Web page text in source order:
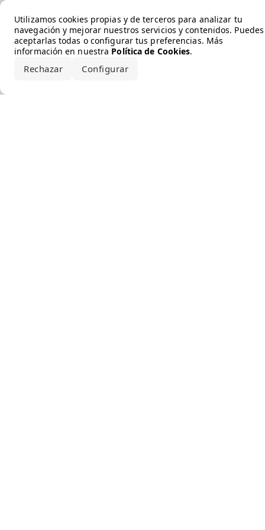
Utilizamos cookies propias y de terceros para analizar tu
navegación y mejorar nuestros servicios y contenidos. Puedes
aceptarlas todas o configurar tus preferencias. Más
información en nuestra Política de Cookies.
Rechazar Configurar
Error loading the brand